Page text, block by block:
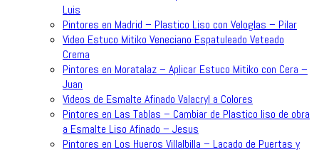
Luis
Pintores en Madrid – Plastico Liso con Veloglas – Pilar
Video Estuco Mitiko Veneciano Espatuleado Veteado
Crema
Pintores en Moratalaz – Aplicar Estuco Mitiko con Cera –
Juan
Videos de Esmalte Afinado Valacryl a Colores
Pintores en Las Tablas – Cambiar de Plastico liso de obra
a Esmalte Liso Afinado – Jesus
Pintores en Los Hueros Villalbilla – Lacado de Puertas y